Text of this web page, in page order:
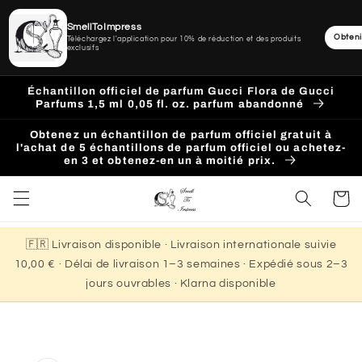
Ignorer
passer
au
Échantillon officiel de parfum Gucci Flora de Gucci
Parfums 1,5 ml 0,05 fl. oz. parfum abandonné
Obtenez un échantillon de parfum officiel gratuit à
l'achat de 5 échantillons de parfum officiel ou achetez-
en 3 et obtenez-en un à moitié prix.
Panier
🇫🇷 Livraison disponible · Livraison internationale suivie
10,00 € · Délai de livraison 1–3 semaines · Expédié sous 2–3
jours ouvrables · Klarna disponible
SmellToImpress
Téléchargez l'application pour 10% de réduction et des produits
exclusifs